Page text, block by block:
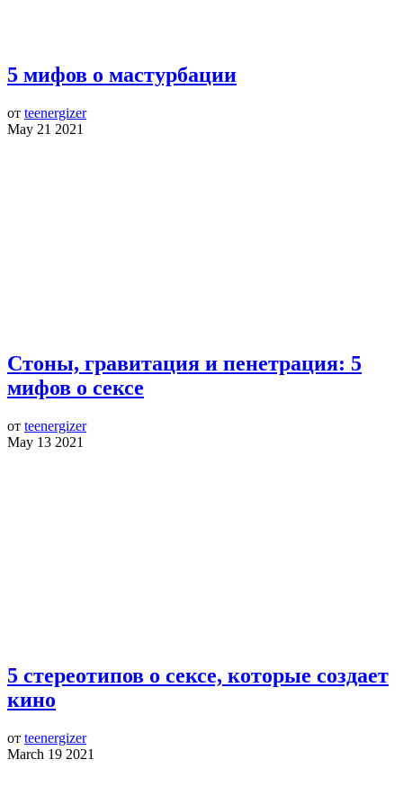
5 мифов о мастурбации
от teenergizer
May 21 2021
Стоны, гравитация и пенетрация: 5
мифов о сексе
от teenergizer
May 13 2021
5 стереотипов о сексе, которые создает
кино
от teenergizer
March 19 2021